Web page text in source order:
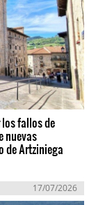
los fallos de
nuevas
de Artziniega
17/07/2026